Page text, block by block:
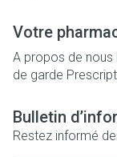
Votre
A propos de nous
de garde
Bulletin
Restez informé